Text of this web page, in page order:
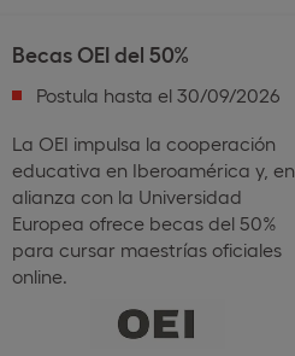
Becas OEI del 50%
Postula hasta el 30/09/2026
La OEI impulsa la cooperación
educativa en Iberoamérica y, en
alianza con la Universidad
Europea ofrece becas del 50%
para cursar maestrías oficiales
online.